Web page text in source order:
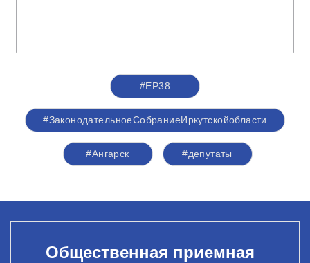
#ЕР38
#ЗаконодательноеСобраниеИркутскойобласти
#Ангарск #депутаты
Общественная приемная